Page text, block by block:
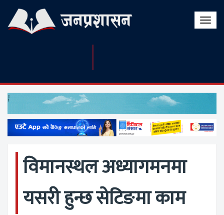
Toggle
विमानस्थल अध्यागमनमा
यसरी हुन्छ सेटिङमा काम